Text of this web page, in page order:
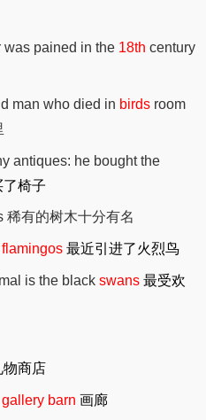
pained in the 18th century
man who died in birdsroom
antiques: he bought the
椅子
稀有的树木十分有名
flamingos 最近引进了火烈鸟
is the black swans 最受欢
物商店
barn 画廊